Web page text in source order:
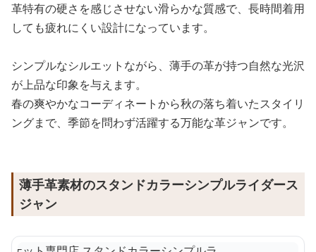
革特有の硬さを感じさせない滑らかな質感で、長時間着用
しても疲れにくい設計になっています。
シンプルなシルエットながら、薄手の革が持つ自然な光沢
が上品な印象を与えます。
春の爽やかなコーディネートから秋の落ち着いたスタイリ
ングまで、季節を問わず活躍する万能な革ジャンです。
薄手革素材のスタンドカラーシンプルライダース
ジャン